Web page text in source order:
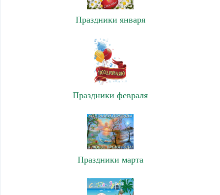
Праздники января
Праздники февраля
Праздники марта